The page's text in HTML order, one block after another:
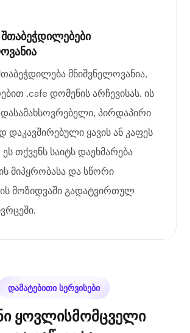
მნიშვნელოვანია,
.cafe დომენის არჩევისას. ის
პირდაპირი
ყავის ან კაფეს
ეს თქვენს საიტს დაეხმარება
მიპყრობასა და სწორი
მოზიდვაში გადატვირთულ
დამატებითი სერვისები
ყოვლისმომცველი